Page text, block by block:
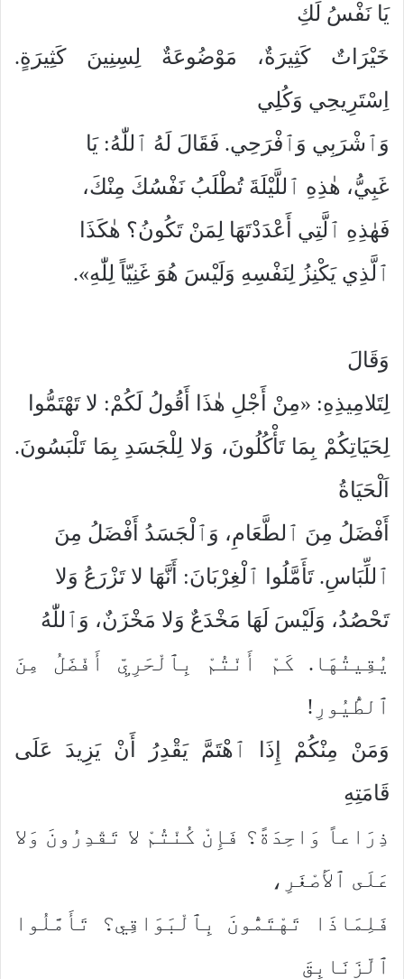
يَا نَفْسُ لَكِ
خَيْرَاتٌ كَثِيرَةٌ، مَوْضُوعَةٌ لِسِنِينَ كَثِيرَةٍ.
اِسْتَرِيحِي وَكُلِي
وَٱشْرَبِي وَٱفْرَحِي. فَقَالَ لَهُ ٱللّٰهُ: يَا
غَبِيُّ، هٰذِهِ ٱللَّيْلَةَ تُطْلَبُ نَفْسُكَ مِنْكَ،
فَهٰذِهِ ٱلَّتِي أَعْدَدْتَهَا لِمَنْ تَكُونُ؟ هٰكَذَا
ٱلَّذِي يَكْنِزُ لِنَفْسِهِ وَلَيْسَ هُوَ غَنِيّاً لِلّٰهِ».
وَقَالَ
لِتَلامِيذِهِ: «مِنْ أَجْلِ هٰذَا أَقُولُ لَكُمْ: لا تَهْتَمُّوا
لِحَيَاتِكُمْ بِمَا تَأْكُلُونَ، وَلا لِلْجَسَدِ بِمَا تَلْبَسُونَ.
اَلْحَيَاةُ
أَفْضَلُ مِنَ ٱلطَّعَامِ، وَٱلْجَسَدُ أَفْضَلُ مِنَ
ٱللِّبَاسِ. تَأَمَّلُوا ٱلْغِرْبَانَ: أَنَّهَا لا تَزْرَعُ وَلا
تَحْصُدُ، وَلَيْسَ لَهَا مَخْدَعٌ وَلا مَخْزَنٌ، وَٱللّٰهُ
يُقِيتُهَا. كَمْ أَنْتُمْ بِٱلْحَرِيِّ أَفْضَلُ مِنَ
ٱلطُّيُورِ!
وَمَنْ مِنْكُمْ إِذَا ٱهْتَمَّ يَقْدِرُ أَنْ يَزِيدَ عَلَى
قَامَتِهِ
ذِرَاعاً وَاحِدَةً؟ فَإِنْ كُنْتُمْ لا تَقْدِرُونَ وَلا
عَلَى ٱلأَصْغَرِ،
فَلِمَاذَا تَهْتَمُّونَ بِٱلْبَوَاقِي؟ تَأَمَّلُوا
ٱلّزَنَابِقَ